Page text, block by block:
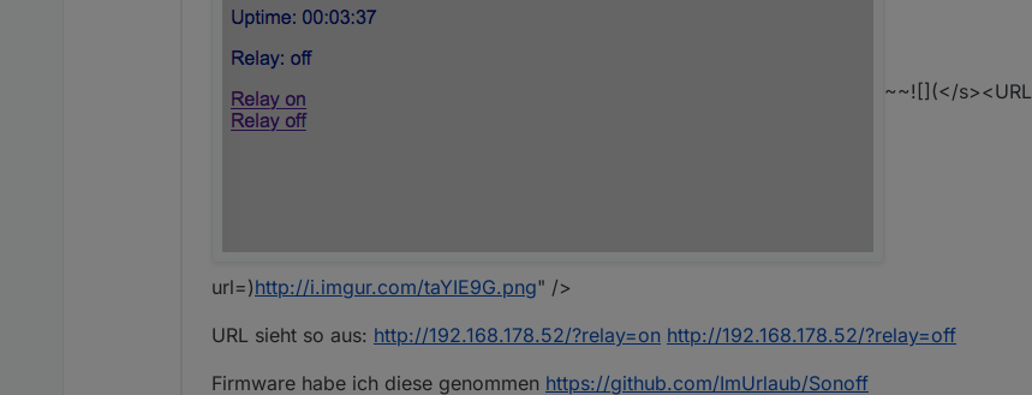
~~![](</s><URL
url=)http://i.imgur.com/taYIE9G.png" />
URL sieht so aus: http://192.168.178.52/?relay=on http://192.168.178.52/?relay=off
Firmware habe ich diese genommen https://github.com/ImUrlaub/Sonoff